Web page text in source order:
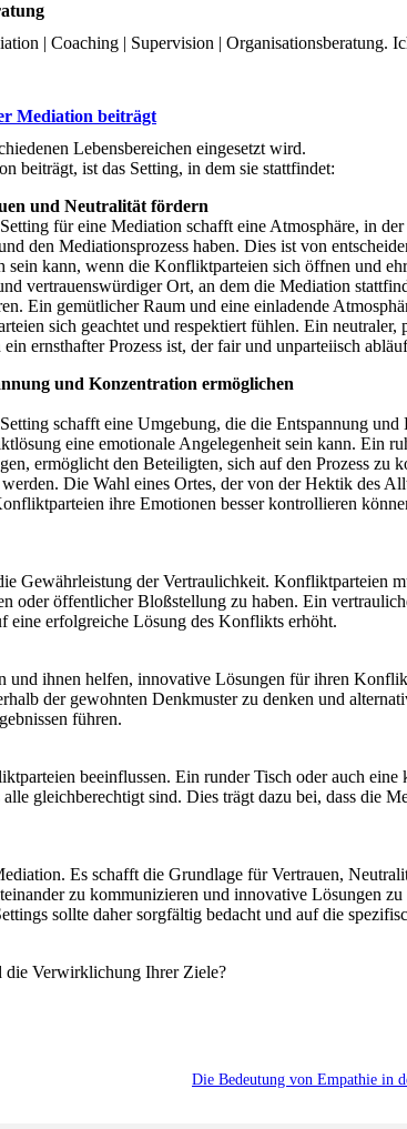
| Coaching | Supervision | Organisationsberatung.
Mediation beiträgt
Lebensbereichen eingesetzt wird.
beiträgt, ist das Setting, in dem sie stattfindet:
und Neutralität fördern
für eine Mediation schafft eine Atmosphäre, in
den Mediationsprozess haben. Dies ist von
sein kann, wenn die Konfliktparteien sich öffnen und
vertrauenswürdiger Ort, an dem die Mediation
Ein gemütlicher Raum und eine einladende
sich geachtet und respektiert fühlen. Ein neutraler,
ernsthafter Prozess ist, der fair und unparteiisch
und Konzentration ermöglichen
schafft eine Umgebung, die die Entspannung
eine emotionale Angelegenheit sein kann. Ein
ermöglicht den Beteiligten, sich auf den Prozess zu
Die Wahl eines Ortes, der von der Hektik des
ihre Emotionen besser kontrollieren
Gewährleistung der Vertraulichkeit. Konfliktparteien
oder öffentlicher Bloßstellung zu haben. Ein
eine erfolgreiche Lösung des Konflikts erhöht.
und ihnen helfen, innovative Lösungen für ihren
der gewohnten Denkmuster zu denken und
führen.
beeinflussen. Ein runder Tisch oder auch
gleichberechtigt sind. Dies trägt dazu bei, dass die
Es schafft die Grundlage für Vertrauen,
zu kommunizieren und innovative Lösungen
sollte daher sorgfältig bedacht und auf die
die Verwirklichung Ihrer Ziele?
Die Bedeutung von Empathie in